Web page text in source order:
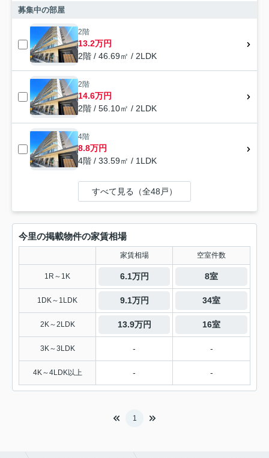
募集中の部屋
2階
13.2万円
2階 / 46.69㎡ / 2LDK
2階
14.6万円
2階 / 56.10㎡ / 2LDK
4階
8.8万円
4階 / 33.59㎡ / 1LDK
すべて見る（全48戸）
今里の掲載物件の家賃相場
家賃相場 空室件数
1R～1K 6.1万円 8室
1DK～1LDK 9.1万円 34室
2K～2LDK 13.9万円 16室
3K～3LDK - -
4K～4LDK以上 - -
1